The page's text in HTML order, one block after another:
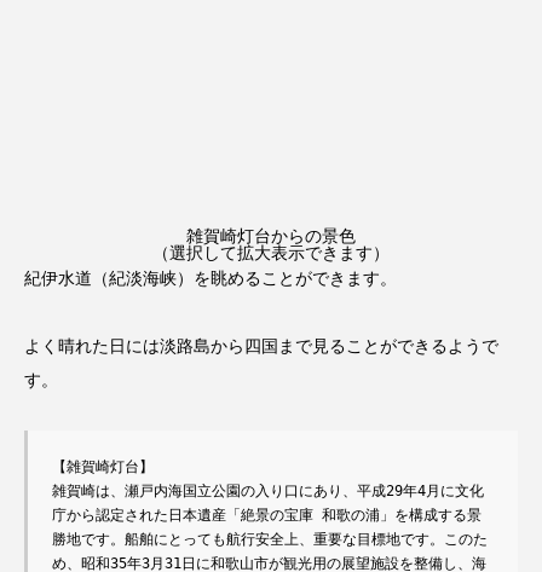
雑賀崎灯台からの景色
（選択して拡大表示できます）
紀伊水道（紀淡海峡）を眺めることができます。
よく晴れた日には淡路島から四国まで見ることができるようで
す。
【雑賀崎灯台】
雑賀崎は、瀬戸内海国立公園の入り口にあり、平成29年4月に文化
庁から認定された日本遺産「絶景の宝庫 和歌の浦」を構成する景
勝地です。船舶にとっても航行安全上、重要な目標地です。このた
め、昭和35年3月31日に和歌山市が観光用の展望施設を整備し、海